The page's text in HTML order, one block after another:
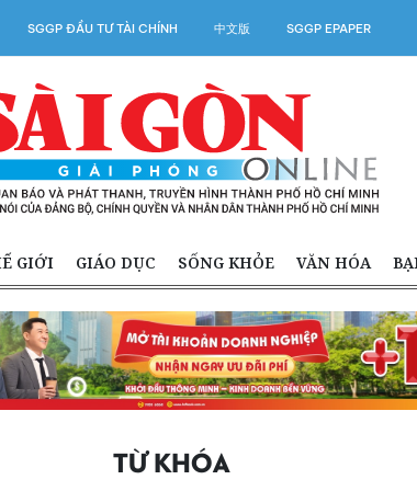
SGGP ĐẦU TƯ TÀI CHÍNH 中文版 SGGP EPAPER
GIỚI GIÁO DỤC SỐNG KHỎE VĂN HÓA
TỪ KHÓA